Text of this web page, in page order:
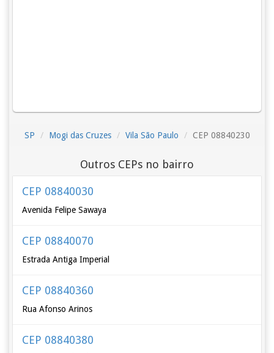
SP Mogi das Cruzes Vila São Paulo CEP 08840230
Outros CEPs no bairro
CEP 08840030
Avenida Felipe Sawaya
CEP 08840070
Estrada Antiga Imperial
CEP 08840360
Rua Afonso Arinos
CEP 08840380